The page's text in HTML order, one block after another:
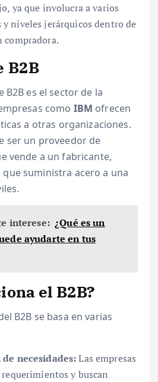
ya que involucra a varios
niveles jerárquicos dentro de
compradora.
B2B
B2B es el sector de la
como IBM ofrecen
a otras organizaciones.
ser un proveedor de
vende a un fabricante,
suministra acero a una
interese: ¿Qué es un
ayudarte en tus
el B2B?
B2B se basa en varias
necesidades:Las empresas
y buscan